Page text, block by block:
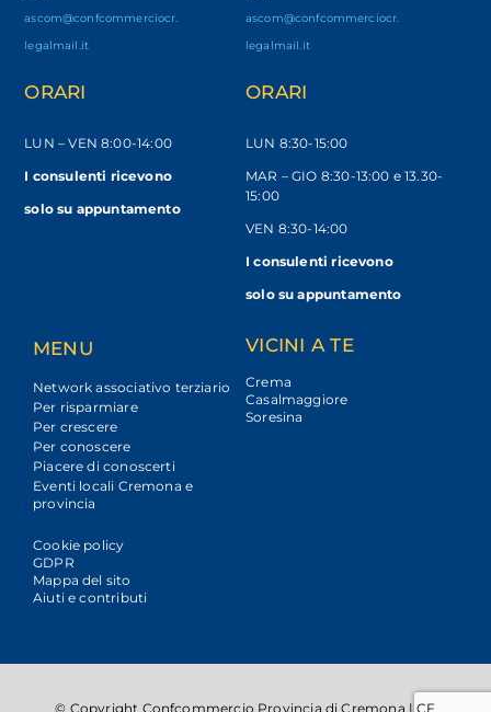
ascom@confcommerciocr.
legalmail.it
ORARI
LUN – VEN8:00-14:00
I consulenti ricevono
solosu appuntamento
ascom@confcommerciocr.
legalmail.it
ORARI
LUN 8:30-15:00
MAR – GIO 8:30-13:00 e 13.30-
15:00
VEN 8:30-14:00
I consulenti ricevono
solo su appuntamento
MENU
Network associativo terziario
Per risparmiare
Per crescere
Per conoscere
Piacere di conoscerti
Eventi locali Cremona e
provincia
Cookie policy
GDPR
Mappa del sito
Aiuti e contributi
VICINI A TE
Crema
Casalmaggiore
Soresina
© Copyright Confcommercio Provincia di Cremona | CF